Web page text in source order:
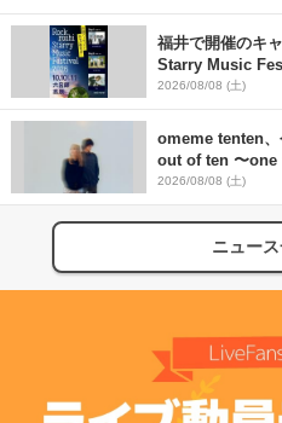
福井で開催のキ
Starry Music
SCOOBIE DO、
2026/08/08 (土)
omeme tenten、
out of ten 〜one
2026/08/08 (土)
ニュー